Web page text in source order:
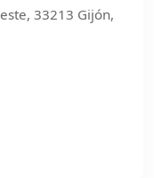
33213 Gijón,